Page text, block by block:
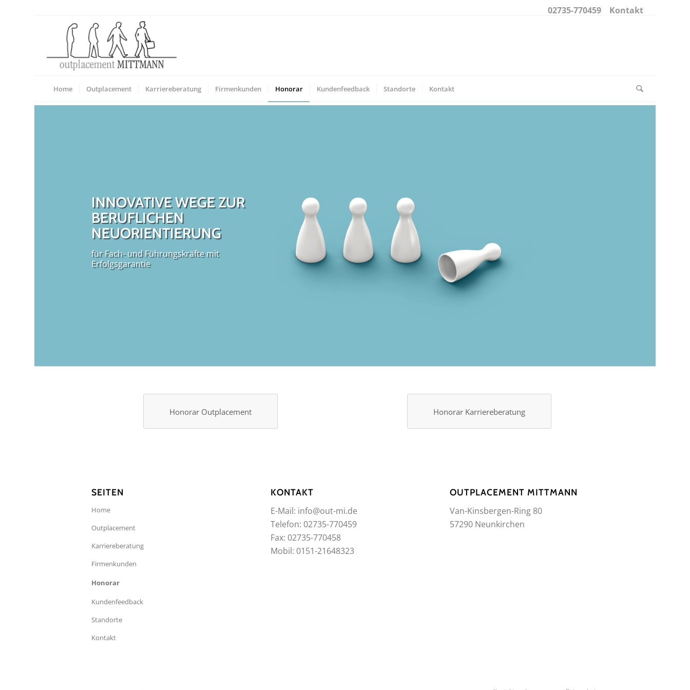
02735-770459 Kontakt
Home Outplacement Karriereberatung Firmenkunden Honorar Kundenfeedback Standorte Kontakt
INNOVATIVE WEGE ZUR
BERUFLICHEN
NEUORIENTIERUNG
für Fach- und Führungskräfte mit
Erfolgsgarantie
Honorar Outplacement Honorar Karriereberatung
SEITEN
Home
Outplacement
Karriereberatung
Firmenkunden
Honorar
Kundenfeedback
Standorte
Kontakt
KONTAKT
E-Mail: info@out-mi.de
Telefon: 02735-770459
Fax: 02735-770458
Mobil: 0151-21648323
OUTPLACEMENT MITTMANN
Van-Kinsbergen-Ring 80
57290 Neunkirchen